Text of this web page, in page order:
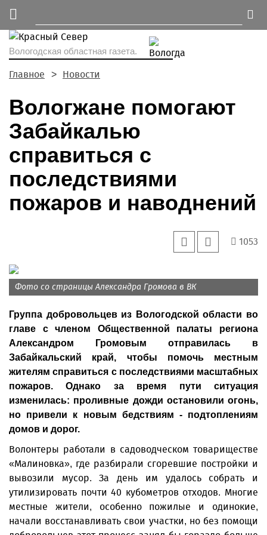
Вологодская областная газета.
Главное Новости
Вологжане помогают
Забайкалью
справиться с
последствиями
пожаров и наводнений
1053
Фото со страницы Александра Громова в ВК
Группа добровольцев из Вологодской области во
главе с членом Общественной палаты региона
Александром Громовым отправилась в
Забайкальский край, чтобы помочь местным
жителям справиться с последствиями масштабных
пожаров. Однако за время пути ситуация
изменилась: проливные дожди остановили огонь,
но привели к новым бедствиям - подтоплениям
домов и дорог.
Волонтеры работали в садоводческом товариществе
«Малиновка», где разбирали сгоревшие постройки и
вывозили мусор. За день им удалось собрать и
утилизировать почти 40 кубометров отходов. Многие
местные жители, особенно пожилые и одинокие,
начали восстанавливать свои участки, но без помощи